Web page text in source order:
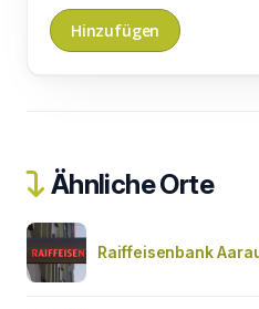
Ähnliche Orte
Raiffeisenbank